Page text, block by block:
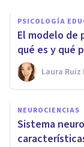
PSICOLOGÍA
El modelo de
qué es y qué
Laura
NEUROCIENCIAS
Sistema